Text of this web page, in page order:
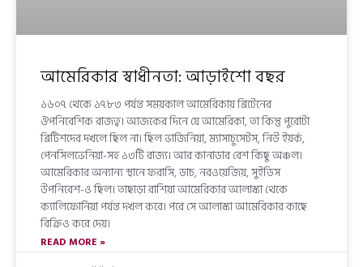
আমেরিকার স্বাধীনতা: আড়াইশো বছর
১৬০৭ থেকে ১৭৮৩ পর্যন্ত সময়কাল আমেরিকায় ব্রিটেনের
ঔপনিবেশিক রাজত্ব। আজকের দিনে যে আমেরিকা, তা কিন্তু পুরোটা
ব্রিটিশদের দখলে ছিল না। ছিল ভার্জিনিয়া, ম্যাসাচুসেটস, নিউ ইয়র্ক,
পেনসিলভেনিয়া-সহ ১৩টি রাজ্য। আর কানাডার বেশ কিছু অঞ্চল।
আমেরিকার অন্যান্য স্থানে ফরাসি, ডাচ, নরওয়েজিয়, সুইডিস
উপনিবেশ-ও ছিল। তাছাড়া রাশিয়া আমেরিকার আলাস্কা থেকে
ক্যালিফোর্নিয়া পর্যন্ত দখল করে। পরে সে আলাস্কা আমেরিকার কাছে
বিক্রিও করে দেয়।
READ MORE »